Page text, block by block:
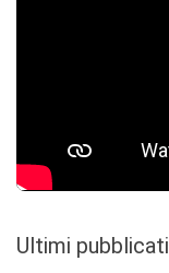
Ultimi pubblicati